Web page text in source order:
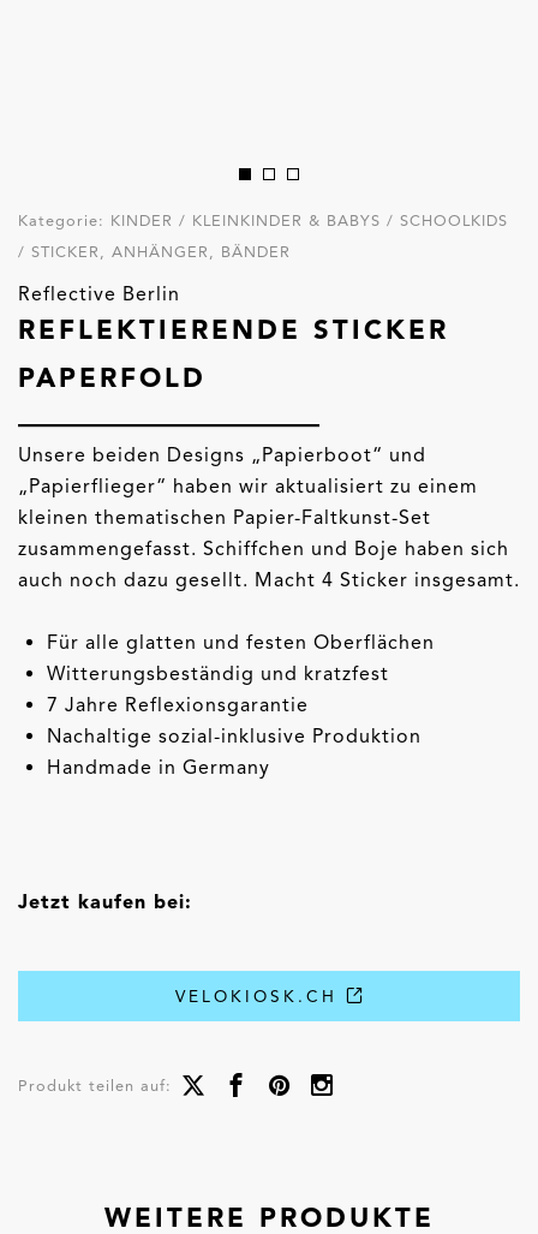
Kategorie: KINDER / KLEINKINDER & BABYS / SCHOOLKIDS
/ STICKER, ANHÄNGER, BÄNDER
Reflective Berlin
REFLEKTIERENDE STICKER
PAPERFOLD
Unsere beiden Designs „Papierboot“ und
„Papierflieger“ haben wir aktualisiert zu einem
kleinen thematischen Papier-Faltkunst-Set
zusammengefasst. Schiffchen und Boje haben sich
auch noch dazu gesellt. Macht 4 Sticker insgesamt.
Für alle glatten und festen Oberflächen
Witterungsbeständig und kratzfest
7 Jahre Reflexionsgarantie
Nachaltige sozial-inklusive Produktion
Handmade in Germany
Jetzt kaufen bei:
VELOKIOSK.CH
Produkt teilen auf:
WEITERE PRODUKTE